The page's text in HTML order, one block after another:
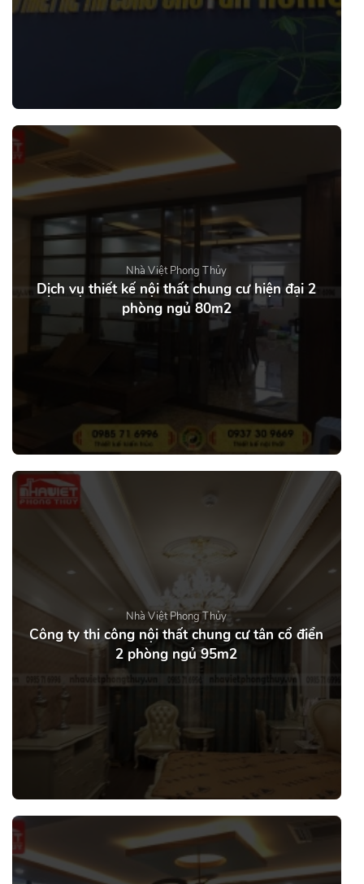
Nhà Việt Phong Thủy
Dịch vụ thiết kế nội thất chung cư hiện đại 2
phòng ngủ 80m2
Nhà Việt Phong Thủy
Công ty thi công nội thất chung cư tân cổ điển
2 phòng ngủ 95m2